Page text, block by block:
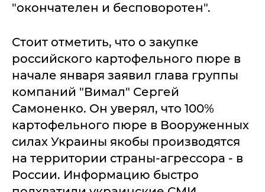
"окончателен и бесповоротен".
Стоит отметить, что о закупке
российского картофельного пюре в
начале января заявил глава группы
компаний "Вимал" Сергей
Самоненко. Он уверял, что 100%
картофельного пюре в Вооруженных
силах Украины якобы производятся
на территории страны-агрессора - в
России. Информацию быстро